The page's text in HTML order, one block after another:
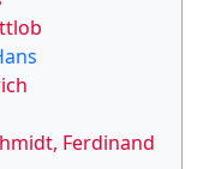
Ferdinand